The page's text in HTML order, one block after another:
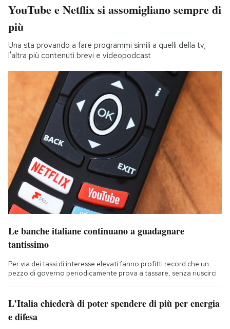
YouTube e Netflix si assomigliano sempre di
più
Una sta provando a fare programmi simili a quelli della tv,
l'altra più contenuti brevi e videopodcast
Le banche italiane continuano a guadagnare
tantissimo
Per via dei tassi di interesse elevati fanno profitti record che un
pezzo di governo periodicamente prova a tassare, senza riuscirci
L’Italia chiederà di poter spendere di più per energia
e difesa